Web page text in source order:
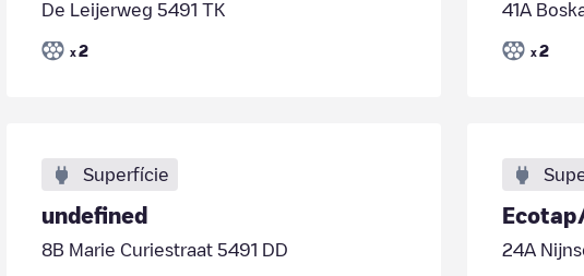
De Leijerweg 5491 TK
x 2
41A
x 2
Superfície
undefined
8B Marie Curiestraat 5491 DD 24A